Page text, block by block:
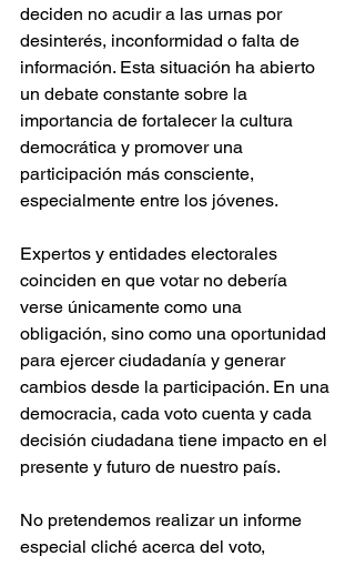
deciden no acudir a las urnas por
desinterés, inconformidad o falta de
información. Esta situación ha abierto
un debate constante sobre la
importancia de fortalecer la cultura
democrática y promover una
participación más consciente,
especialmente entre los jóvenes.
Expertos y entidades electorales
coinciden en que votar no debería
verse únicamente como una
obligación, sino como una oportunidad
para ejercer ciudadanía y generar
cambios desde la participación. En una
democracia, cada voto cuenta y cada
decisión ciudadana tiene impacto en el
presente y futuro de nuestro país.
No pretendemos realizar un informe
especial cliché acerca del voto,